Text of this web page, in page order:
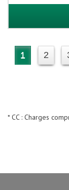
1 2
* CC : Charges